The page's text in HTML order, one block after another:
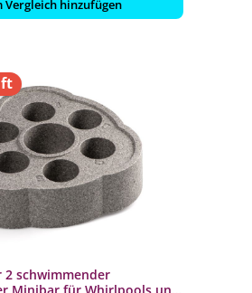
Vergleich hinzufügen
2 schwimmender